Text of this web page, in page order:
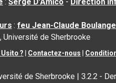
:feu Jean-Claude
, Université de Sherbrooke
? Contactez-nous
de Sherbrooke |3.2.2 -